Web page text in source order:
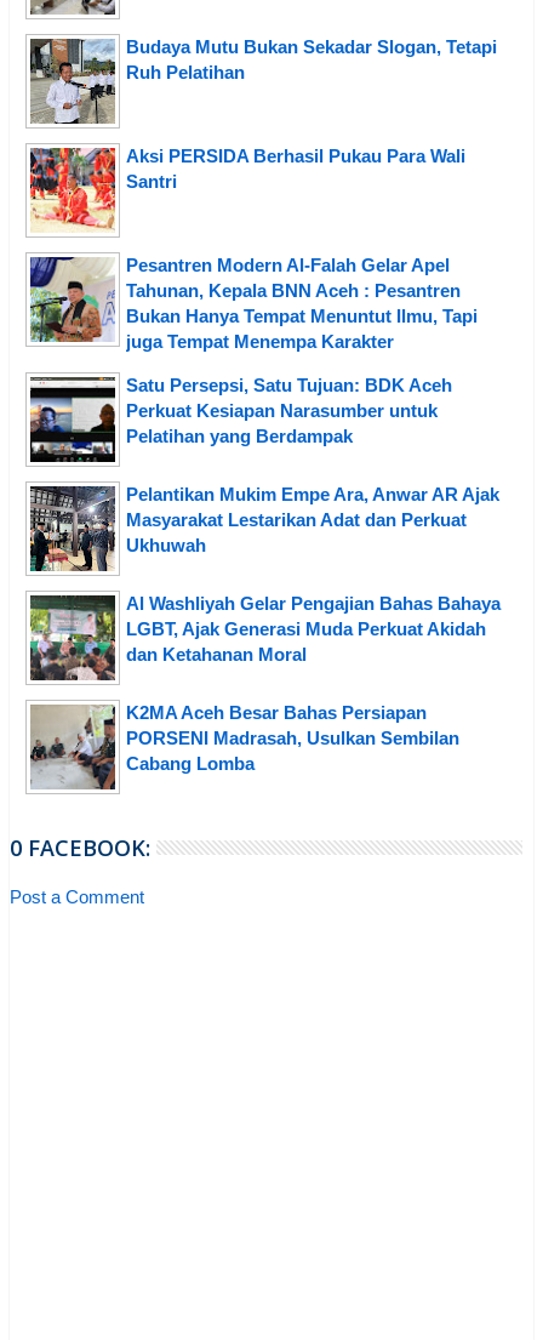
Budaya Mutu Bukan Sekadar Slogan, Tetapi
Ruh Pelatihan
Aksi PERSIDA Berhasil Pukau Para Wali
Santri
Pesantren Modern Al-Falah Gelar Apel
Tahunan, Kepala BNN Aceh : Pesantren
Bukan Hanya Tempat Menuntut Ilmu, Tapi
juga Tempat Menempa Karakter
Satu Persepsi, Satu Tujuan: BDK Aceh
Perkuat Kesiapan Narasumber untuk
Pelatihan yang Berdampak
Pelantikan Mukim Empe Ara, Anwar AR Ajak
Masyarakat Lestarikan Adat dan Perkuat
Ukhuwah
Al Washliyah Gelar Pengajian Bahas Bahaya
LGBT, Ajak Generasi Muda Perkuat Akidah
dan Ketahanan Moral
K2MA Aceh Besar Bahas Persiapan
PORSENI Madrasah, Usulkan Sembilan
Cabang Lomba
0 FACEBOOK:
Post a Comment